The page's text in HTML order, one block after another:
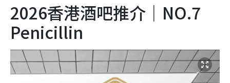
2026香港酒吧推介｜NO.7
Penicillin